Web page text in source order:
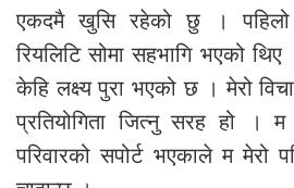
एकदमै खुसि रहेको छु । पहिलो
रियलिटि सोमा सहभागि भएको
केहि लक्ष्य पुरा भएको छ । मेरो
प्रतियोगिता जित्नु सरह हो ।
परिवारको सपोर्ट भएकाले म मेरो